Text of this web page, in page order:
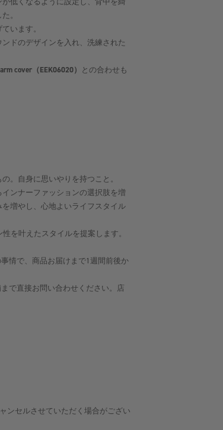
。
います。
ドのデザインを入れ、洗練された
cover（EEK06020） との合わせも
。自身に思いやりを持つこと。
インナーファッションの選択肢を増
増やし、心地よいライフスタイル
を叶えたスタイルを提案します。
情で、商品お届けまで1週間前後か
で直接お問い合わせください。店
ンセルさせていただく場合がござい